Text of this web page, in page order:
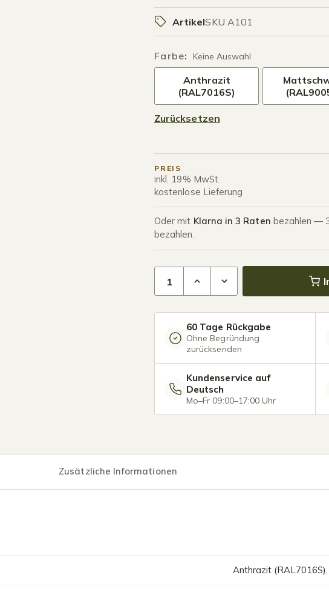
ArtikelSKU A101
Farbe: Keine Auswahl
Anthrazit
(RAL7016S)
Zurücksetzen
PREIS
inkl. 19% MwSt.
kostenlose Lieferung
Oder mit Klarna in 3 Raten bezahlen —
bezahlen.
60 Tage Rückgabe
Ohne Begründung
zurücksenden
Kundenservice auf
Deutsch
Mo–Fr 09:00–17:00 Uhr
Zusätzliche Informationen
Anthrazit